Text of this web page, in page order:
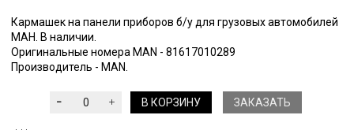
Кармашек на панели приборов б/у для грузовых автомобилей
МАН. В наличии.
Оригинальные номера MAN - 81617010289
Производитель - MAN.
В КОРЗИНУ ЗАКАЗАТЬ